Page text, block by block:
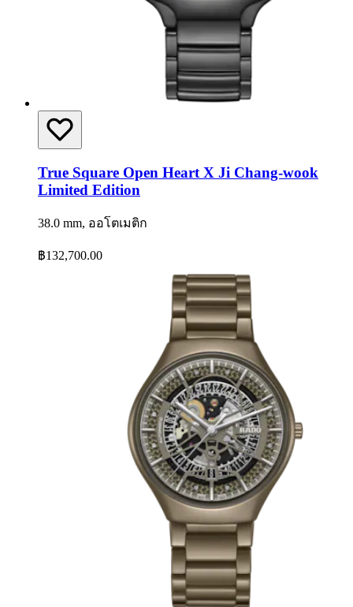
True Square Open Heart X Ji Chang-wook
Limited Edition
38.0 mm, ออโตเมติก
฿132,700.00